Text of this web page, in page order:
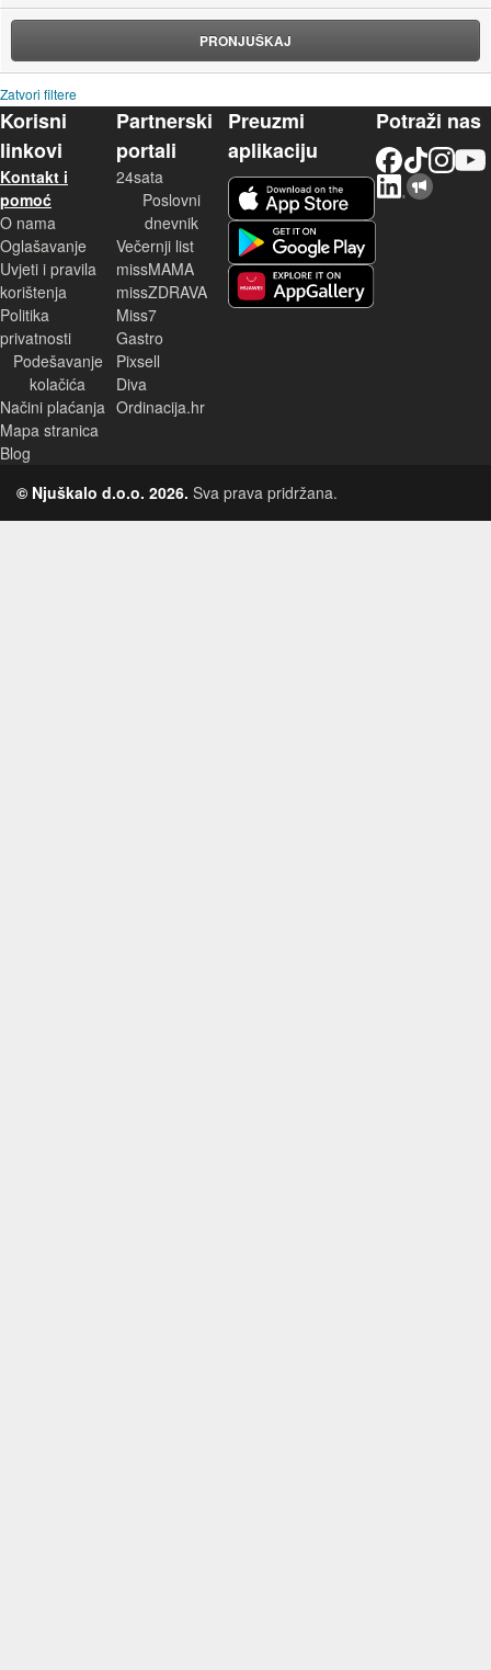
PRONJUŠKAJ
Zatvori filtere
Korisni
linkovi
Kontakt i
pomoć
O nama
Oglašavanje
Uvjeti i pravila
korištenja
Politika
privatnosti
Podešavanje
kolačića
Načini plaćanja
Mapa stranica
Blog
Partnerski
portali
24sata
Poslovni
dnevnik
Večernji list
missMAMA
missZDRAVA
Miss7
Gastro
Pixsell
Diva
Ordinacija.hr
Preuzmi
aplikaciju
Potraži nas
© Njuškalo d.o.o. 2026. Sva prava pridržana.